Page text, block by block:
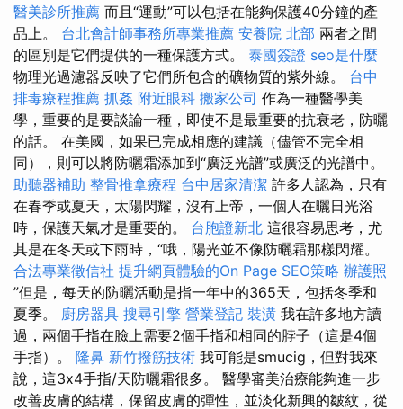
醫美診所推薦 而且“運動”可以包括在能夠保護40分鐘的產
品上。 台北會計師事務所專業推薦 安養院 北部 兩者之間
的區別是它們提供的一種保護方式。 泰國簽證 seo是什麼
物理光過濾器反映了它們所包含的礦物質的紫外線。 台中
排毒療程推薦 抓姦 附近眼科 搬家公司 作為一種醫學美
學，重要的是要談論一種，即使不是最重要的抗衰老，防曬
的話。 在美國，如果已完成相應的建議（儘管不完全相
同），則可以將防曬霜添加到“廣泛光譜”或廣泛的光譜中。
助聽器補助 整骨推拿療程 台中居家清潔 許多人認為，只有
在春季或夏天，太陽閃耀，沒有上帝，一個人在曬日光浴
時，保護天氣才是重要的。 台胞證新北 這很容易思考，尤
其是在冬天或下雨時，“哦，陽光並不像防曬霜那樣閃耀。
合法專業徵信社 提升網頁體驗的On Page SEO策略 辦護照
”但是，每天的防曬活動是指一年中的365天，包括冬季和
夏季。 廚房器具 搜尋引擎 營業登記 裝潢 我在許多地方讀
過，兩個手指在臉上需要2個手指和相同的脖子（這是4個
手指）。 隆鼻 新竹撥筋技術 我可能是smucig，但對我來
說，這3x4手指/天防曬霜很多。 醫學審美治療能夠進一步
改善皮膚的結構，保留皮膚的彈性，並淡化新興的皺紋，從